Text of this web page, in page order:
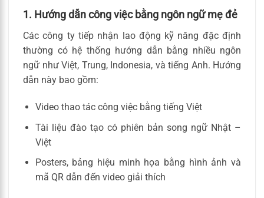
1. Hướng dẫn công việc bằng ngôn ngữ mẹ đẻ
Các công ty tiếp nhận lao động kỹ năng đặc định
thường có hệ thống hướng dẫn bằng nhiều ngôn
ngữ như Việt, Trung, Indonesia, và tiếng Anh. Hướng
dẫn này bao gồm:
Video thao tác công việc bằng tiếng Việt
Tài liệu đào tạo có phiên bản song ngữ Nhật –
Việt
Posters, bảng hiệu minh họa bằng hình ảnh và
mã QR dẫn đến video giải thích